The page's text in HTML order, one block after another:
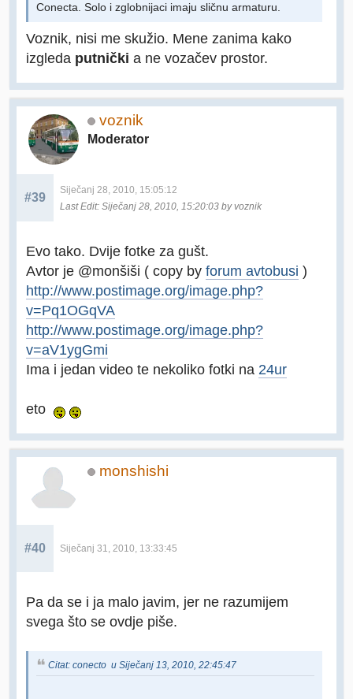
Conecta. Solo i zglobnijaci imaju sličnu armaturu.
Voznik, nisi me skužio. Mene zanima kako
izgleda putnički a ne vozačev prostor.
voznik
Moderator
#39
Siječanj 28, 2010, 15:05:12
Last Edit: Siječanj 28, 2010, 15:20:03 by voznik
Evo tako. Dvije fotke za gušt.
Avtor je @monšiši ( copy by forum avtobusi )
http://www.postimage.org/image.php?
v=Pq1OGqVA
http://www.postimage.org/image.php?
v=aV1ygGmi
Ima i jedan video te nekoliko fotki na 24ur
eto
monshishi
#40 Siječanj 31, 2010, 13:33:45
Pa da se i ja malo javim, jer ne razumijem
svega što se ovdje piše.
Citat: conecto u Siječanj 13, 2010, 22:45:47